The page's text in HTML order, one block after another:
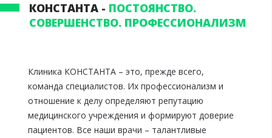
КОНСТАНТА - ПОСТОЯНСТВО.
СОВЕРШЕНСТВО. ПРОФЕССИОНАЛИЗМ
Клиника КОНСТАНТА – это, прежде всего,
команда специалистов. Их профессионализм и
отношение к делу определяют репутацию
медицинского учреждения и формируют доверие
пациентов. Все наши врачи – талантливые